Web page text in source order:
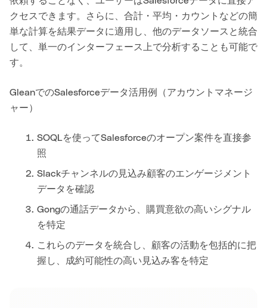
クセスできます。さらに、合計・平均・カウントなどの簡
単な計算を結果データに適用し、他のデータソースと統合
して、単一のインターフェース上で分析することも可能で
す。
GleanでのSalesforceデータ活用例（アカウントマネージ
ャー）
SOQLを使ってSalesforceのオープン案件を直接参
照
Slackチャンネルの見込み顧客のエンゲージメント
データを確認
Gongの通話データから、購買意欲の高いシグナル
を特定
これらのデータを統合し、顧客の活動を包括的に把
握し、成約可能性の高い見込み客を特定